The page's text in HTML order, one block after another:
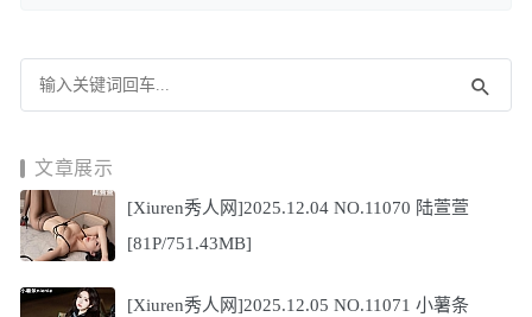
文章展示
[Xiuren秀人网]2025.12.04 NO.11070 陆萱萱
[81P/751.43MB]
[Xiuren秀人网]2025.12.05 NO.11071 小薯条